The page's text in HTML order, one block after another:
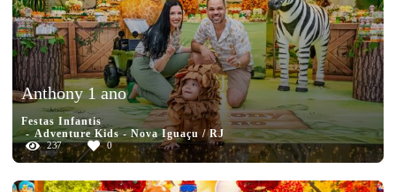
Anthony 1 ano
Festas Infantis
Adventure Kids - Nova Iguaçu / RJ
237 0